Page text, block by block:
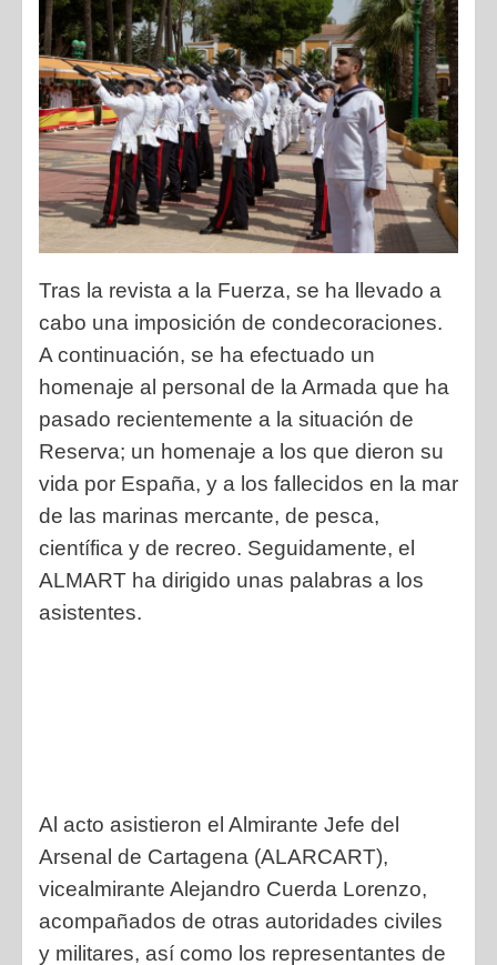
Tras la revista a la Fuerza, se ha llevado a
cabo una imposición de condecoraciones.
A continuación, se ha efectuado un
homenaje al personal de la Armada que ha
pasado recientemente a la situación de
Reserva; un homenaje a los que dieron su
vida por España, y a los fallecidos en la mar
de las marinas mercante, de pesca,
científica y de recreo. Seguidamente, el
ALMART ha dirigido unas palabras a los
asistentes.
Al acto asistieron el Almirante Jefe del
Arsenal de Cartagena (ALARCART),
vicealmirante Alejandro Cuerda Lorenzo,
acompañados de otras autoridades civiles
y militares, así como los representantes de